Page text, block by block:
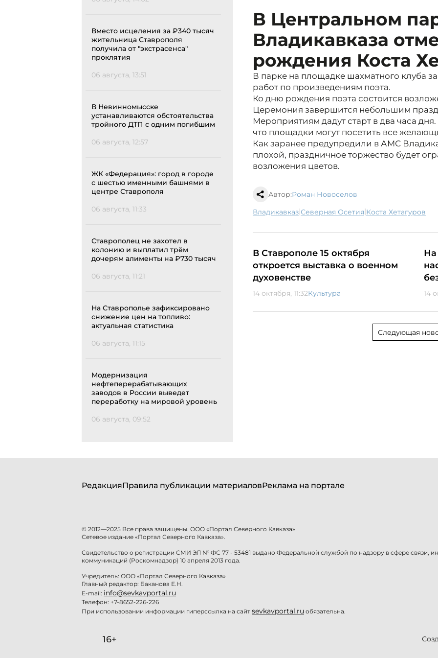
Вместо исцеления за ₽340 тысяч
жительница Ставрополя
получила от "экстрасенса"
проклятия
06 августа, 13:51
В Невинномысске
устанавливаются обстоятельства
тройного ДТП с одним погибшим
06 августа, 12:57
ЖК «Федерация»: город в городе
с шестью именными башнями в
центре Ставрополя
06 августа, 11:33
Ставрополец не захотел в
колонию и выплатил трём
дочерям алименты на ₽730 тысяч
06 августа, 11:21
На Ставрополье зафиксировано
снижение цен на топливо:
актуальная статистика
06 августа, 11:15
Модернизация
нефтеперерабатывающих
заводов в России выведет
переработку на мировой уровень
06 августа, 09:52
В Центральном
Владикавказа
рождения Коста
В парке на площадке шахматного клуба
работ по произведениям поэта.
Ко дню рождения поэта состоится
Церемония завершится небольшим
Мероприятиям дадут старт в два часа
что площадки могут посетить все
Как заранее предупредили в АМС
плохой, праздничное торжество будет
возложения цветов.
Автор:Роман Новоселов
Владикавказ| Северная Осетия| Коста Хетагуров
В Ставрополе 15 октября
откроется выставка о военном
духовенстве
14 октября, 11:32Культура
На
14
Следующая
РедакцияПравила публикации материаловРеклама на портале
© 2012—2025 Все права защищены. ООО «Портал Северного Кавказа»
Сетевое издание «Портал Северного Кавказа».
Свидетельство о регистрации СМИ ЭЛ № ФС 77 - 53481 выдано Федеральной службой по надзору в сфере связи,
коммуникаций (Роскомнадзор) 10 апреля 2013 года.
Учредитель: ООО «Портал Северного Кавказа»
Главный редактор: Баканова Е.Н.
E-mail: info@sevkavportal.ru
Телефон: +7-8652-226-226
При использовании информации гиперссылка на сайт sevkavportal.ru обязательна.
16+